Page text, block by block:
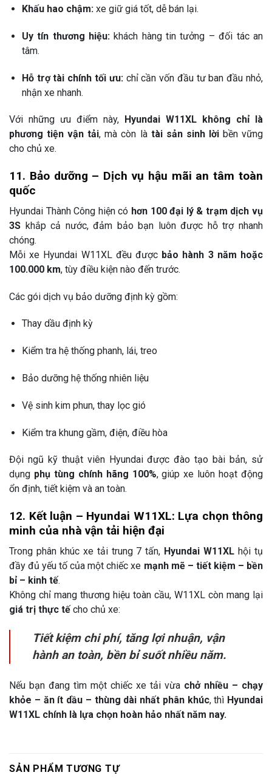
Khấu hao chậm:xe giữ giá tốt, dễ bán lại.
Uy tín thương hiệu:khách hàng tin tưởng – đối tác an
tâm.
Hỗ trợ tài chính tối ưu:chỉ cần vốn đầu tư ban đầu nhỏ,
nhận xe nhanh.
Với những ưu điểm này,
Hyundai W11XL không chỉ là
phương tiện vận tải, mà còn là tài sản sinh lờibền vững
cho chủ xe.
11. Bảo dưỡng – Dịch vụ hậu mãi an tâm toàn
quốc
Hyundai Thành Công hiện có hơn 100 đại lý & trạm dịch vụ
3S khắp cả nước, đảm bảo bạn luôn được hỗ trợ nhanh
chóng.
Mỗi xe Hyundai W11XL đều được bảo hành 3 năm hoặc
100.000 km, tùy điều kiện nào đến trước.
Các gói dịch vụ bảo dưỡng định kỳ gồm:
Thay dầu định kỳ
Kiểm tra hệ thống phanh, lái, treo
Bảo dưỡng hệ thống nhiên liệu
Vệ sinh kim phun, thay lọc gió
Kiểm tra khung gầm, điện, điều hòa
Đội ngũ kỹ thuật viên Hyundai được đào tạo bài bản, sử
dụng phụ tùng chính hãng 100%, giúp xe luôn hoạt động
ổn định, tiết kiệm và an toàn.
12. Kết luận – Hyundai W11XL: Lựa chọn thông
minh của nhà vận tải hiện đại
Trong phân khúc xe tải trung 7 tấn, Hyundai W11XL hội tụ
đầy đủ yếu tố của một chiếc xe mạnh mẽ – tiết kiệm – bền
bỉ – kinh tế.
Không chỉ mang thương hiệu toàn cầu, W11XL còn mang lại
giá trị thực tếcho chủ xe:
Tiết kiệm chi phí, tăng lợi nhuận, vận
hành an toàn, bền bỉ suốt nhiều năm.
Nếu bạn đang tìm một chiếc xe tải vừa chở nhiều – chạy
khỏe – ăn ít dầu – thùng dài nhất phân khúc, thì Hyundai
W11XL chính là lựa chọn hoàn hảo nhất năm nay.
SẢN PHẨM TƯƠNG TỰ